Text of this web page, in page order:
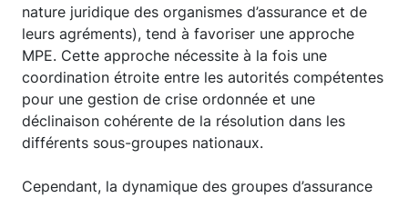
nature juridique des organismes d’assurance et de
leurs agréments), tend à favoriser une approche
MPE. Cette approche nécessite à la fois une
coordination étroite entre les autorités compétentes
pour une gestion de crise ordonnée et une
déclinaison cohérente de la résolution dans les
différents sous-groupes nationaux.
Cependant, la dynamique des groupes d’assurance